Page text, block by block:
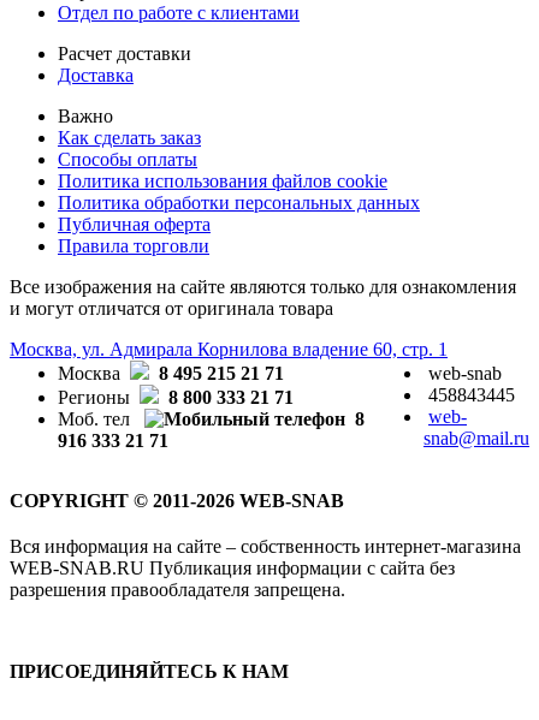
Отдел по работе с клиентами
Расчет доставки
Доставка
Важно
Как сделать заказ
Способы оплаты
Политика использования файлов cookie
Политика обработки персональных данных
Публичная оферта
Правила торговли
Все изображения на сайте являются только для ознакомления
и могут отличатся от оригинала товара
Москва, ул. Адмирала Корнилова владение 60, стр. 1
Москва
8 495 215 21 71
Регионы
8 800 333 21 71
Моб. тел
8
916 333 21 71
web-snab
458843445
web-
snab@mail.ru
COPYRIGHT © 2011-2026 WEB-SNAB
Вся информация на сайте – собственность интернет-магазина
WEB-SNAB.RU Публикация информации с сайта без
разрешения правообладателя запрещена.
ПРИСОЕДИНЯЙТЕСЬ К НАМ